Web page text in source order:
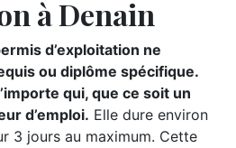
à Denain
d’exploitation ne
ou diplôme spécifique.
qui, que ce soit un
d’emploi. Elle dure environ
3 jours au maximum. Cette